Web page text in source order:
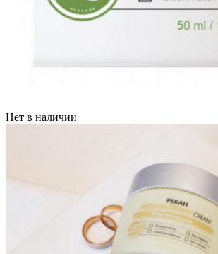
Нет в наличии